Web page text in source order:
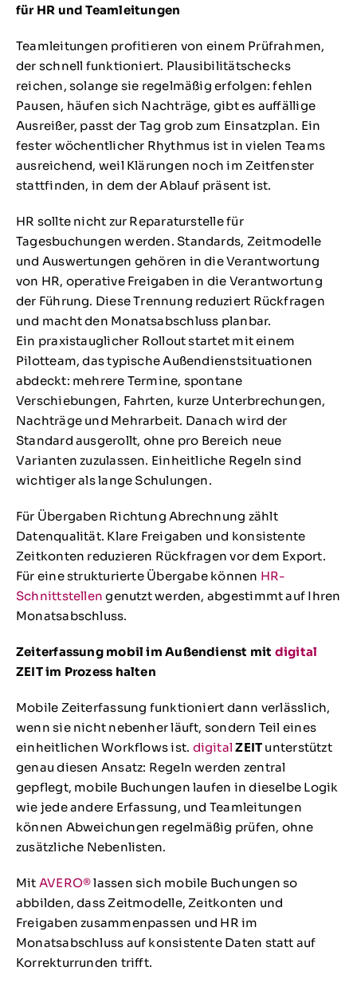
für HR und Teamleitungen
Teamleitungen profitieren von einem Prüfrahmen,
der schnell funktioniert. Plausibilitätschecks
reichen, solange sie regelmäßig erfolgen: fehlen
Pausen, häufen sich Nachträge, gibt es auffällige
Ausreißer, passt der Tag grob zum Einsatzplan. Ein
fester wöchentlicher Rhythmus ist in vielen Teams
ausreichend, weil Klärungen noch im Zeitfenster
stattfinden, in dem der Ablauf präsent ist.
HR sollte nicht zur Reparaturstelle für
Tagesbuchungen werden. Standards, Zeitmodelle
und Auswertungen gehören in die Verantwortung
von HR, operative Freigaben in die Verantwortung
der Führung. Diese Trennung reduziert Rückfragen
und macht den Monatsabschluss planbar.
Ein praxistauglicher Rollout startet mit einem
Pilotteam, das typische Außendienstsituationen
abdeckt: mehrere Termine, spontane
Verschiebungen, Fahrten, kurze Unterbrechungen,
Nachträge und Mehrarbeit. Danach wird der
Standard ausgerollt, ohne pro Bereich neue
Varianten zuzulassen. Einheitliche Regeln sind
wichtiger als lange Schulungen.
Für Übergaben Richtung Abrechnung zählt
Datenqualität. Klare Freigaben und konsistente
Zeitkonten reduzieren Rückfragen vor dem Export.
Für eine strukturierte Übergabe können HR-
Schnittstellen genutzt werden, abgestimmt auf Ihren
Monatsabschluss.
Zeiterfassung mobil im Außendienst mit digital
ZEITim Prozess halten
Mobile Zeiterfassung funktioniert dann verlässlich,
wenn sie nicht nebenher läuft, sondern Teil eines
einheitlichen Workflows ist. digital ZEIT unterstützt
genau diesen Ansatz: Regeln werden zentral
gepflegt, mobile Buchungen laufen in dieselbe Logik
wie jede andere Erfassung, und Teamleitungen
können Abweichungen regelmäßig prüfen, ohne
zusätzliche Nebenlisten.
Mit AVERO®lassen sich mobile Buchungen so
abbilden, dass Zeitmodelle, Zeitkonten und
Freigaben zusammenpassen und HR im
Monatsabschluss auf konsistente Daten statt auf
Korrekturrunden trifft.